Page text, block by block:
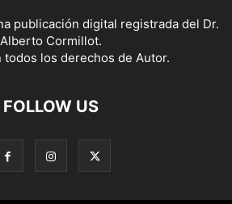
publicación digital registrada del Dr.
Alberto Cormillot.
todos los derechos de Autor.
FOLLOW US